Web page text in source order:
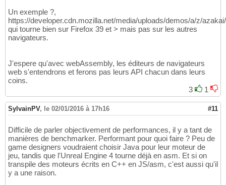
Un exemple ?,
https://developer.cdn.mozilla.net/media/uploads/demos/a/z/
qui tourne bien sur Firefox 39 et > mais pas sur les autres
navigateurs.
J'espere qu'avec webAssembly, les éditeurs de navigateurs
web s'entendrons et ferons pas leurs API chacun dans leurs
coins.
3
1
SylvainPV, le 02/01/2016 à 17h16 #11
Difficile de parler objectivement de performances, il y a tant de
manières de benchmarker. Performant pour quoi faire ? Peu de
game designers voudraient choisir Java pour leur moteur de
jeu, tandis que l'Unreal Engine 4 tourne déjà en asm. Et si on
transpile des moteurs écrits en C++ en JS/asm, c'est aussi qu'il
y a une raison.